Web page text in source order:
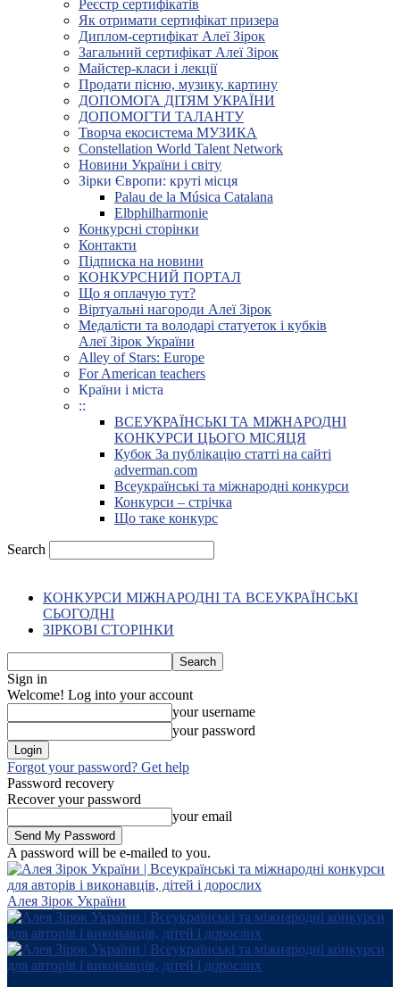
Реєстр сертифікатів
Як отримати сертифікат призера
Диплом-сертифікат Алеї Зірок
Загальний сертифікат Алеї Зірок
Майстер-класи і лекції
Продати пісню, музику, картину
ДОПОМОГА ДІТЯМ УКРАЇНИ
ДОПОМОГТИ ТАЛАНТУ
Творча екосистема МУЗИКА
Constellation World Talent Network
Новини України і світу
Зірки Європи: круті місця
Palau de la Música Catalana
Elbphilharmonie
Конкурсні сторінки
Контакти
Підписка на новини
КОНКУРСНИЙ ПОРТАЛ
Що я оплачую тут?
Віртуальні нагороди Алеї Зірок
Медалісти та володарі статуеток і кубків
Алеї Зірок України
Alley of Stars: Europe
For American teachers
Країни і міста
::
ВСЕУКРАЇНСЬКІ ТА МІЖНАРОДНІ
КОНКУРСИ ЦЬОГО МІСЯЦЯ
Кубок За публікацію статті на сайті
adverman.com
Всеукраїнські та міжнародні конкурси
Конкурси – стрічка
Що таке конкурс
Search
КОНКУРСИ МІЖНАРОДНІ ТА ВСЕУКРАЇНСЬКІ
СЬОГОДНІ
ЗІРКОВІ СТОРІНКИ
Sign in
Welcome! Log into your account
your username
your password
Forgot your password? Get help
Password recovery
Recover your password
your email
A password will be e-mailed to you.
Алея Зірок України